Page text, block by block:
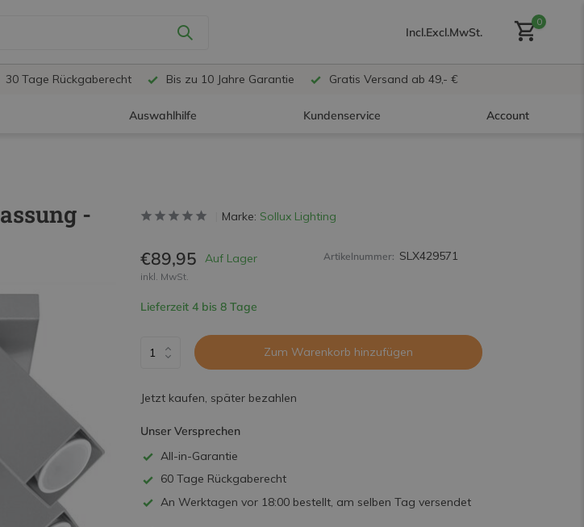
Incl.Excl.MwSt.
0
30 Tage Rückgaberecht Bis zu 10 Jahre Garantie Gratis Versand ab 49,- €
Auswahlhilfe Kundenservice Account
Benutzerkonto
-
Marke: Sollux Lighting
€89,95 Auf Lager
inkl. MwSt.
Artikelnummer: SLX429571
Lieferzeit 4 bis 8 Tage
Zum Warenkorb hinzufügen
Jetzt kaufen, später bezahlen
Unser Versprechen
All-in-Garantie
60 Tage Rückgaberecht
An Werktagen vor 18:00 bestellt, am selben Tag versendet